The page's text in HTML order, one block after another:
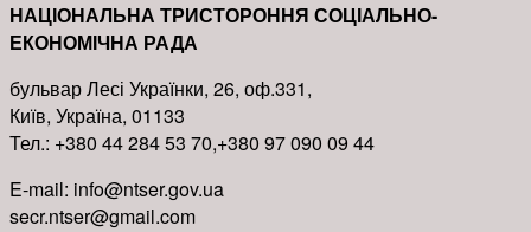
НАЦІОНАЛЬНА ТРИСТОРОННЯ СОЦІАЛЬНО-
ЕКОНОМІЧНА РАДА
бульвар Лесі Українки, 26, оф.331,
Київ, Україна, 01133
Тел.: +380 44 284 53 70,+380 97 090 09 44
E-mail: info@ntser.gov.ua
secr.ntser@gmail.com